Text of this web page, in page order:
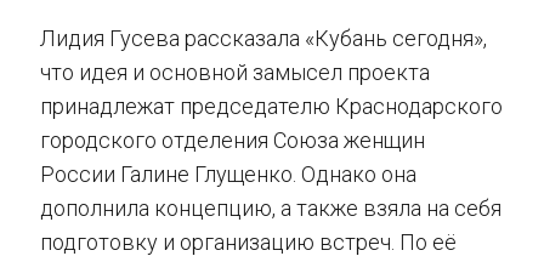
Лидия Гусева рассказала «Кубань сегодня»,
что идея и основной замысел проекта
принадлежат председателю Краснодарского
городского отделения Союза женщин
России Галине Глущенко. Однако она
дополнила концепцию, а также взяла на себя
подготовку и организацию встреч. По её